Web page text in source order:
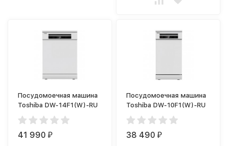
Посудомоечная машина
Toshiba DW-14F1(W)-RU
41 990₽
Посудомоечная машина
Toshiba DW-10F1(W)-RU
38 490₽